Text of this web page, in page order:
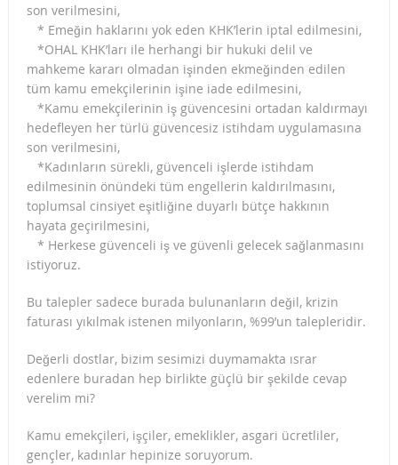
son verilmesini,
* Emeğin haklarını yok eden KHK’lerin iptal edilmesini,
*OHAL KHK’ları ile herhangi bir hukuki delil ve
mahkeme kararı olmadan işinden ekmeğinden edilen
tüm kamu emekçilerinin işine iade edilmesini,
*Kamu emekçilerinin iş güvencesini ortadan kaldırmayı
hedefleyen her türlü güvencesiz istihdam uygulamasına
son verilmesini,
*Kadınların sürekli, güvenceli işlerde istihdam
edilmesinin önündeki tüm engellerin kaldırılmasını,
toplumsal cinsiyet eşitliğine duyarlı bütçe hakkının
hayata geçirilmesini,
* Herkese güvenceli iş ve güvenli gelecek sağlanmasını
istiyoruz.
Bu talepler sadece burada bulunanların değil, krizin
faturası yıkılmak istenen milyonların, %99’un talepleridir.
Değerli dostlar, bizim sesimizi duymamakta ısrar
edenlere buradan hep birlikte güçlü bir şekilde cevap
verelim mi?
Kamu emekçileri, işçiler, emeklikler, asgari ücretliler,
gençler, kadınlar hepinize soruyorum.